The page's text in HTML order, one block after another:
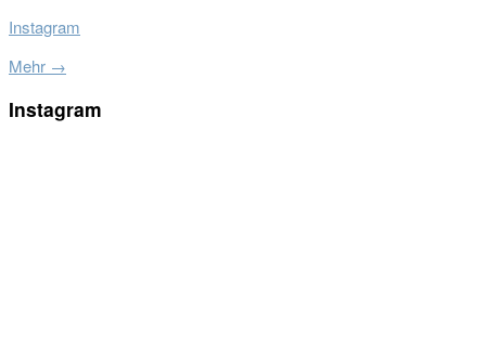
Instagram
Mehr →
Instagram